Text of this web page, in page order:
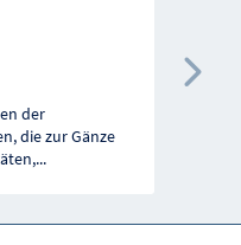
der
die zur Gänze
...